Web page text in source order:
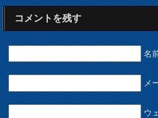
コメントを残す
名
メ
ウ